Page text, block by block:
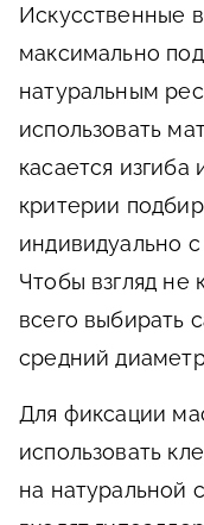
Искусственные
максимально
натуральным
использовать
касается
критерии
индивидуально
Чтобы взгляд не
всего выбирать
средний
Для фиксации
использовать
на натуральной